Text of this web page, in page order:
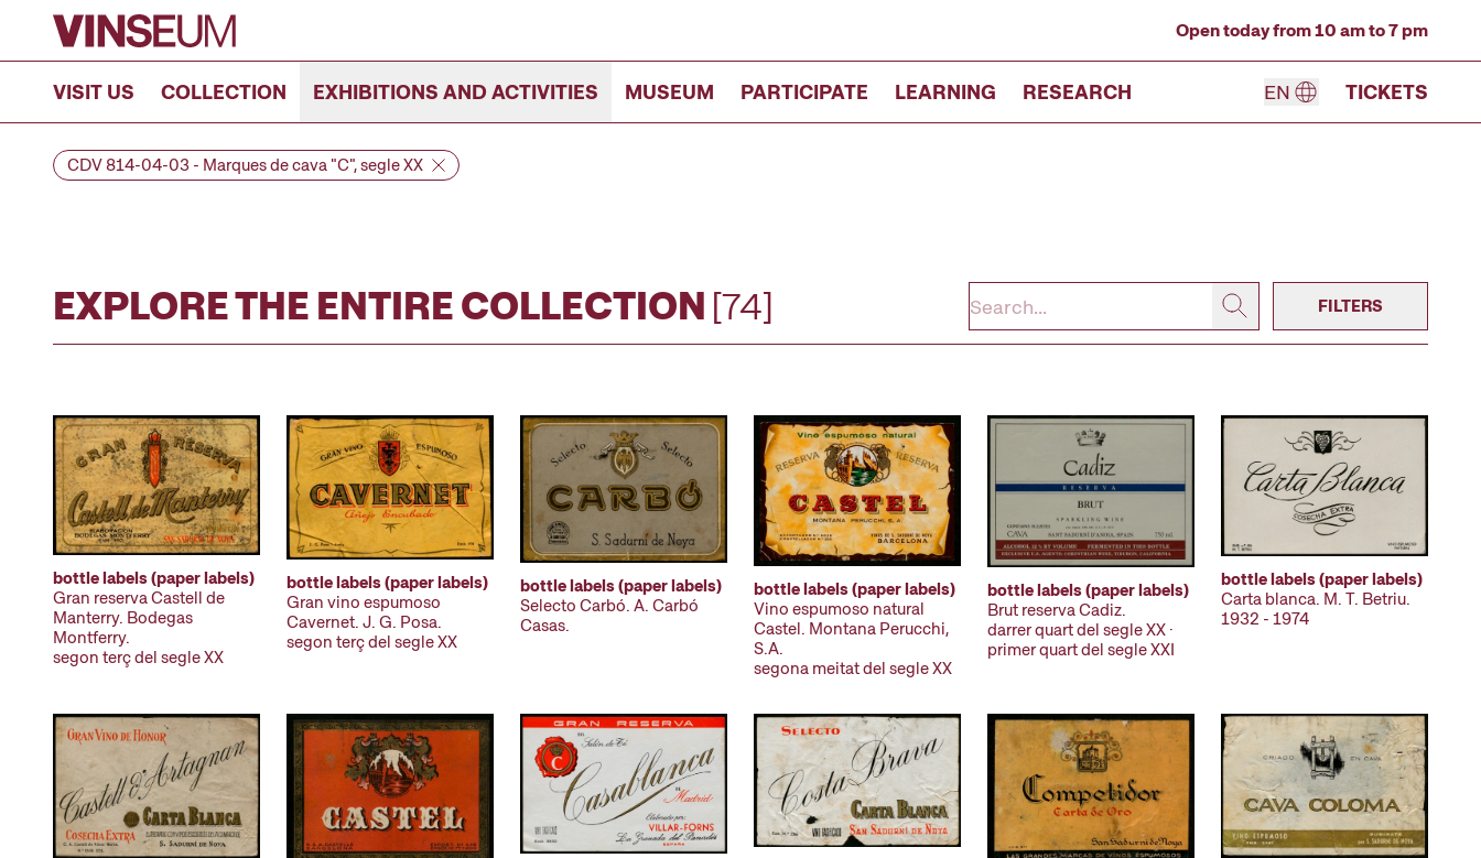
Go to content
Open today from 10 am to 7 pm
VISIT US COLLECTION EXHIBITIONS AND ACTIVITIES MUSEUM PARTICIPATE LEARNING RESEARCH EN TICKETS
CDV 814-04-03 - Marques de cava "C", segle XX
EXPLORE THE ENTIRE COLLECTION [74] FILTERS
bottle labels (paper labels)
Gran reserva Castell de
Manterry. Bodegas
Montferry.
segon terç del segle XX
bottle labels (paper labels)
Gran vino espumoso
Cavernet. J. G. Posa.
segon terç del segle XX
bottle labels (paper labels)
Selecto Carbó. A. Carbó
Casas.
bottle labels (paper labels)
Vino espumoso natural
Castel. Montana Perucchi,
S.A.
segona meitat del segle XX
bottle labels (paper labels)
Brut reserva Cadiz.
darrer quart del segle XX ·
primer quart del segle XXI
bottle labels (paper labels)
Carta blanca. M. T. Betriu.
1932 - 1974